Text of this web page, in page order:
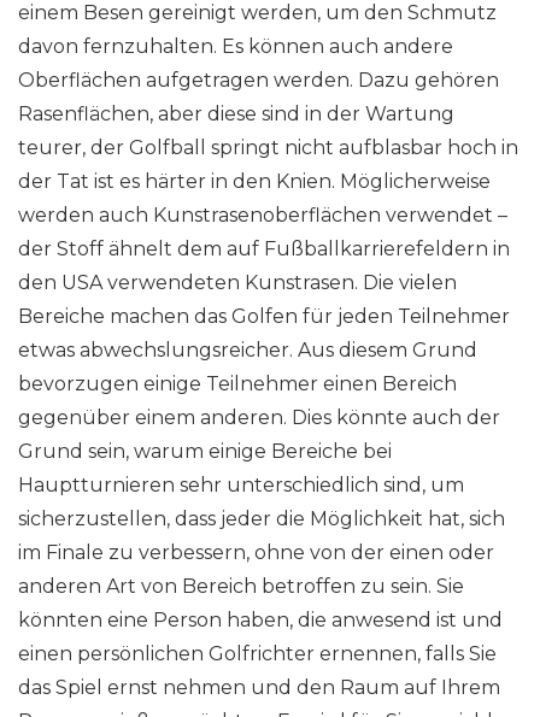
einem Besen gereinigt werden, um den Schmutz
davon fernzuhalten. Es können auch andere
Oberflächen aufgetragen werden. Dazu gehören
Rasenflächen, aber diese sind in der Wartung
teurer, der Golfball springt nicht aufblasbar hoch in
der Tat ist es härter in den Knien. Möglicherweise
werden auch Kunstrasenoberflächen verwendet –
der Stoff ähnelt dem auf Fußballkarrierefeldern in
den USA verwendeten Kunstrasen. Die vielen
Bereiche machen das Golfen für jeden Teilnehmer
etwas abwechslungsreicher. Aus diesem Grund
bevorzugen einige Teilnehmer einen Bereich
gegenüber einem anderen. Dies könnte auch der
Grund sein, warum einige Bereiche bei
Hauptturnieren sehr unterschiedlich sind, um
sicherzustellen, dass jeder die Möglichkeit hat, sich
im Finale zu verbessern, ohne von der einen oder
anderen Art von Bereich betroffen zu sein. Sie
könnten eine Person haben, die anwesend ist und
einen persönlichen Golfrichter ernennen, falls Sie
das Spiel ernst nehmen und den Raum auf Ihrem